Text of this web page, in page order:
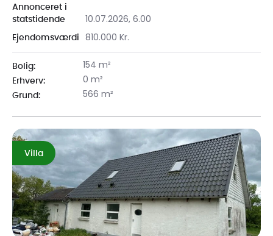
Annonceret i
statstidende
10.07.2026, 6.00
Ejendomsværdi 810.000 Kr.
Bolig: 154 m²
Erhverv: 0 m²
Grund: 566 m²
Villa